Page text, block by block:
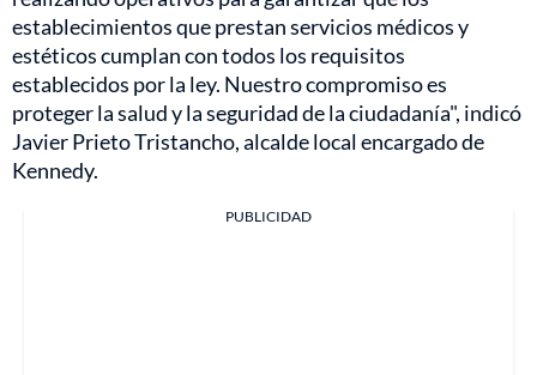
establecimientos que prestan servicios médicos y
estéticos cumplan con todos los requisitos
establecidos por la ley. Nuestro compromiso es
proteger la salud y la seguridad de la ciudadanía", indicó
Javier Prieto Tristancho, alcalde local encargado de
Kennedy.
PUBLICIDAD